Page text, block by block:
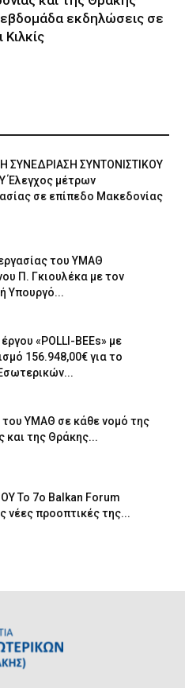
εκδηλώσεις σε
ΣΥΝΕΔΡΙΑΣΗ ΣΥΝΤΟΝΙΣΤΙΚΟΥ
Έλεγχος μέτρων
σε επίπεδο Μακεδονίας
του ΥΜΑΘ
Π. Γκιουλέκα με τον
Υπουργό...
«POLLI-BEEs» με
156.948,00€ για το
του ΥΜΑΘ σε κάθε νομό της
και της Θράκης...
Το 7ο Balkan Forum
νέες προοπτικές της...